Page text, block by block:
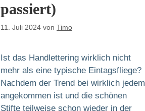
passiert)
11. Juli 2024 von Timo
Ist das Handlettering wirklich nicht
mehr als eine typische Eintagsfliege?
Nachdem der Trend bei wirklich jedem
angekommen ist und die schönen
Stifte teilweise schon wieder in der